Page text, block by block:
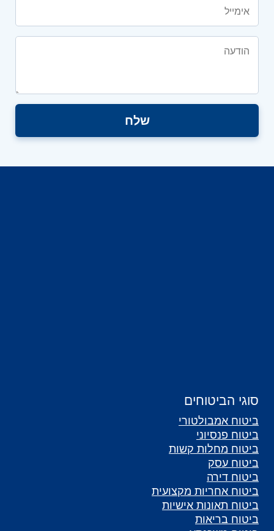
סוגי הביטוחים
ביטוח אמבולטורי
ביטוח פנסיוני
ביטוח מחלות קשות
ביטוח עסק
ביטוח דירה
ביטוח אחריות מקצועית
ביטוח תאונות אישיות
ביטוח בריאות